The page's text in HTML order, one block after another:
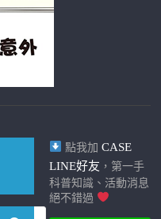
點我加 CASE
LINE好友 ，第一手
科普知識、活動消息
絕不錯過